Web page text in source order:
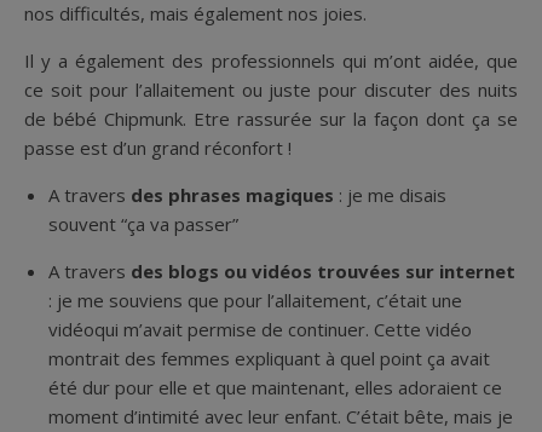
nos difficultés, mais également nos joies.
Il y a également des professionnels qui m’ont aidée, que
ce soit pour l’allaitement ou juste pour discuter des nuits
de bébé Chipmunk. Etre rassurée sur la façon dont ça se
passe est d’un grand réconfort !
A travers des phrases magiques : je me disais
souvent “ça va passer”
A travers des blogs ou vidéos trouvées sur internet
: je me souviens que pour l’allaitement, c’était une
vidéoqui m’avait permise de continuer. Cette vidéo
montrait des femmes expliquant à quel point ça avait
été dur pour elle et que maintenant, elles adoraient ce
moment d’intimité avec leur enfant. C’était bête, mais je